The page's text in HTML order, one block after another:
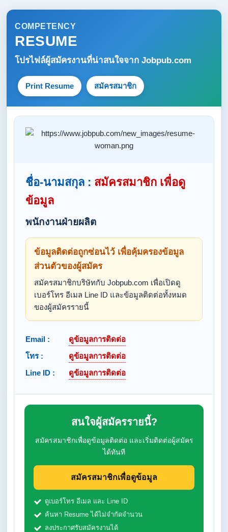
COMPETENCY
RESUME
โปรไฟล์ผู้สมัครงานที่น่าสนใจจาก Jobpub.com
Print Resume สมัครสมาชิก
ชื่อ-นามสกุล : สมัครสมาชิก เพื่อดู
ข้อมูล
พนักงานฝ่ายผลิต
ข้อมูลติดต่อถูกซ่อนไว้ เพื่อคุ้มครองข้อมูล
ส่วนตัวของผู้สมัคร
สมัครสมาชิกบริษัทกับ Jobpub.com เพื่อเปิดดู
เบอร์โทร อีเมล Line ID และข้อมูลติดต่อทั้งหมด
ของผู้สมัครรายนี้
Email :
ดูข้อมูลการติดต่อ
โทร :
ดูข้อมูลการติดต่อ
Line ID :
ดูข้อมูลการติดต่อ
สนใจผู้สมัครรายนี้?
สมัครสมาชิกเพื่อดูข้อมูลติดต่อ และเริ่มติดต่อผู้สมัคร
ได้ทันที
สมัครสมาชิกเพื่อดูข้อมูล
ดูเบอร์โทร อีเมล และ Line ID
ค้นหา Resume ได้ไม่จำกัดจำนวน
ลงประกาศรับสมัครงานได้